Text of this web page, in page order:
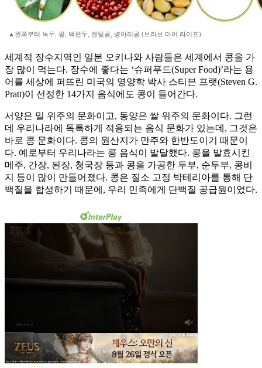
▲왼쪽부터 녹두, 팥, 백편두, 렌틸콩, 병아리콩.(브라보 마이 라이프)
세계적 장수지역인 일본 오키나와 사람들은 세계에서 콩을 가
장 많이 먹는다. 장수에 좋다는 ‘슈퍼푸드(Super Food)’라는 용
어를 세상에 퍼뜨린 미국의 영양학 박사 스티븐 프랫(Steven G.
Pratt)이 선정한 14가지 음식에도 콩이 들어간다.
서양은 밀 위주의 문화이고, 동양은 쌀 위주의 문화이다. 그런
데 우리나라에 독특하게 적용되는 음식 문화가 있는데, 그것은
바로 콩 문화이다. 콩의 원산지가 만주와 한반도이기 때문이
다. 예로부터 우리나라는 콩 음식이 발달했다. 콩을 발효시킨
메주, 간장, 된장, 청국장 등과 콩을 가공한 두부, 순두부, 콩비
지 등이 많이 만들어졌다. 콩은 질소 고정 박테리아를 통해 단
백질을 합성하기 때문에, 우리 민족에게 단백질 공급원이었다.